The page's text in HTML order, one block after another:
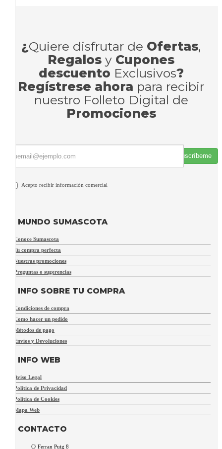
¿Quiere disfrutar de Ofertas,
Regalos y Cupones
descuento Exclusivos?
Regístrese ahora para recibir
nuestro Folleto Digital de
Promociones
Suscríbeme
Acepto recibir información comercial
MUNDO SUMASCOTA
Conoce Sumascota
Tu compra perfecta
Nuestras promociones
Preguntas o sugerencias
INFO SOBRE TU COMPRA
Condiciones de compra
Como hacer un pedido
Métodos de pago
Envíos y Devoluciones
INFO WEB
Aviso Legal
Política de Privacidad
Política de Cookies
Mapa Web
CONTACTO
C/ Ferran Puig 8